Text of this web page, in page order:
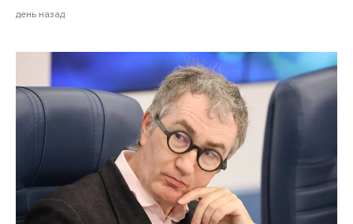
день назад